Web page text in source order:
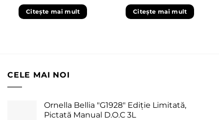
Citește mai mult Citește mai mult
CELE MAI NOI
Ornella Bellia "G1928" Ediție Limitată,
Pictată Manual D.O.C 3L